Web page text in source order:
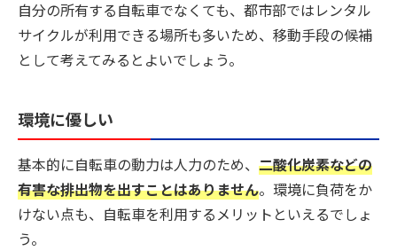
自分の所有する自転車でなくても、都市部ではレンタル
サイクルが利用できる場所も多いため、移動手段の候補
として考えてみるとよいでしょう。
環境に優しい
基本的に自転車の動力は人力のため、 二酸化炭素などの
有害な排出物を出すことはありません。環境に負荷をか
けない点も、自転車を利用するメリットといえるでしょ
う。